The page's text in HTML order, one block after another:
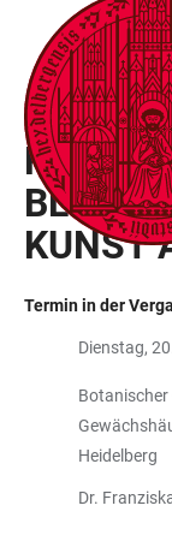
LINKS
ZUR
ZUM
HAUPTINHALT
HAUPTNAVIGATION
ÖFFNEN
WEBSEITENSUCHE
ÖFFNEN
GRÜNE SCHULE
KUNST
Termin in der
Dienstag,
Botanischer
Heidelberg
Dr.